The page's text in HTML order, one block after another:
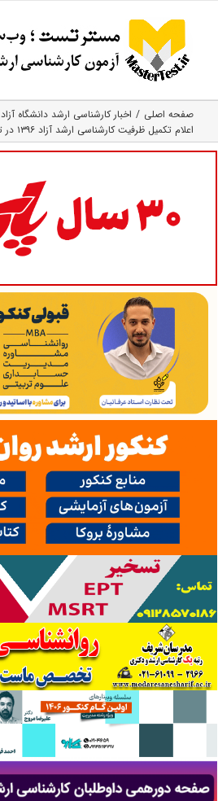
content
صفحه اصلی
اخبار کارشناسی ارشد دانشگاه آزاد
اعلام تکمیل ظرفیت کارشناسی ارشد آزاد ۱۳۹۶ در تمامی رشته‌ها